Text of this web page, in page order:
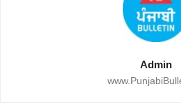
Admin